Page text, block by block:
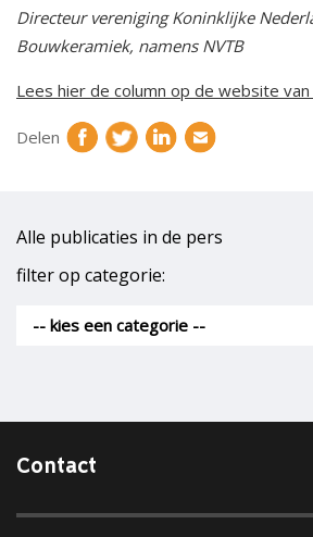
Alle publicaties in de pers
filter op categorie:
-- kies een categorie --
Directeur vereniging Koninklijke
Bouwkeramiek, namens NVTB
Lees hier de column op de website
Delen
Contact